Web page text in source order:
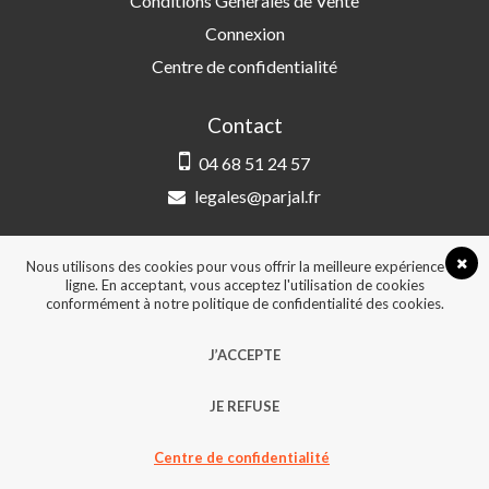
Connexion
Centre de confidentialité
Contact
04 68 51 24 57
legales@parjal.fr
3 Rue Saint-Amand, 66000 Perpignan
© 2026, Tous droits réservés - Design &
Nous utilisons des cookies pour vous offrir la meilleure expérience en
ligne. En acceptant, vous acceptez l'utilisation de cookies
conformément à notre politique de confidentialité des cookies.
J’ACCEPTE
JE REFUSE
Centre de confidentialité